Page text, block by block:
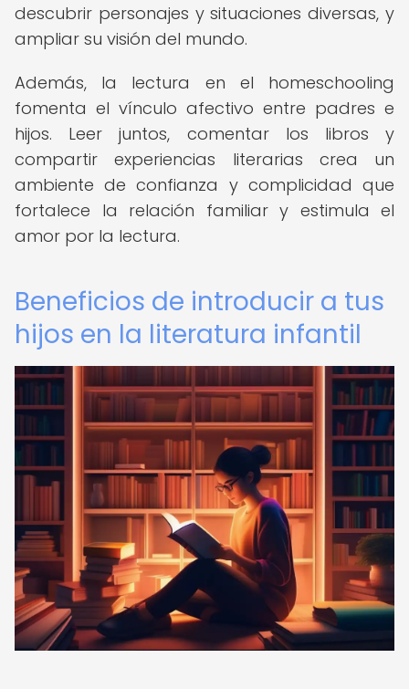
descubrir personajes y situaciones diversas, y
ampliar su visión del mundo.
Además, la lectura en el homeschooling
fomenta el vínculo afectivo entre padres e
hijos. Leer juntos, comentar los libros y
compartir experiencias literarias crea un
ambiente de confianza y complicidad que
fortalece la relación familiar y estimula el
amor por la lectura.
Beneficios de introducir a tus
hijos en la literatura infantil